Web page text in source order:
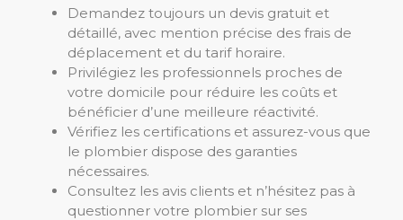
Demandez toujours un devis gratuit et
détaillé, avec mention précise des frais de
déplacement et du tarif horaire.
Privilégiez les professionnels proches de
votre domicile pour réduire les coûts et
bénéficier d’une meilleure réactivité.
Vérifiez les certifications et assurez-vous que
le plombier dispose des garanties
nécessaires.
Consultez les avis clients et n’hésitez pas à
questionner votre plombier sur ses